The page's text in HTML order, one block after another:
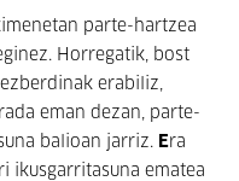
parte-hartzea
Horregatik, bost
erabiliz,
eman dezan, parte-
balioan jarriz. Era
ikusgarritasuna ematea